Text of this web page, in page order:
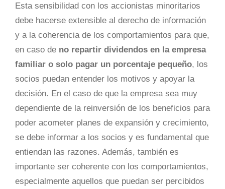
Esta sensibilidad con los accionistas minoritarios
debe hacerse extensible al derecho de información
y a la coherencia de los comportamientos para que,
en caso de no repartir dividendos en la empresa
familiar o solo pagar un porcentaje pequeño, los
socios puedan entender los motivos y apoyar la
decisión. En el caso de que la empresa sea muy
dependiente de la reinversión de los beneficios para
poder acometer planes de expansión y crecimiento,
se debe informar a los socios y es fundamental que
entiendan las razones. Además, también es
importante ser coherente con los comportamientos,
especialmente aquellos que puedan ser percibidos